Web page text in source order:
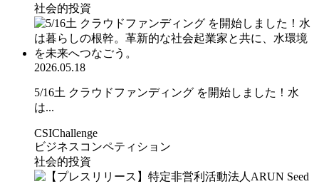
社会的投資
2026.05.18
5/16土 クラウドファンディング を開始しました！水
は...
CSIChallenge
ビジネスコンペティション
社会的投資